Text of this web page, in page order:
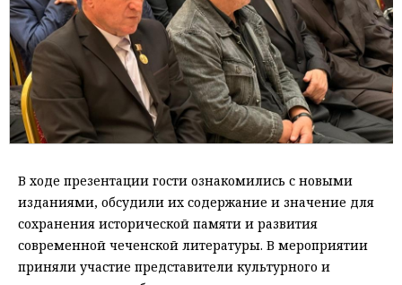
В ходе презентации гости ознакомились с новыми
изданиями, обсудили их содержание и значение для
сохранения исторической памяти и развития
современной чеченской литературы. В мероприятии
приняли участие представители культурного и